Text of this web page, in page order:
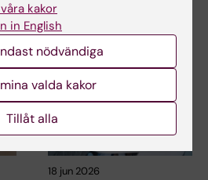
18 jun 2026
kakor
in English
nödvändiga
valda kakor
Tillåt alla